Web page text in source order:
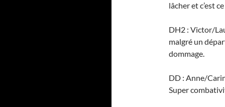
lâcher et c’est
DH2 : Victor/
malgré un
dommage.
DD : Anne/
Super